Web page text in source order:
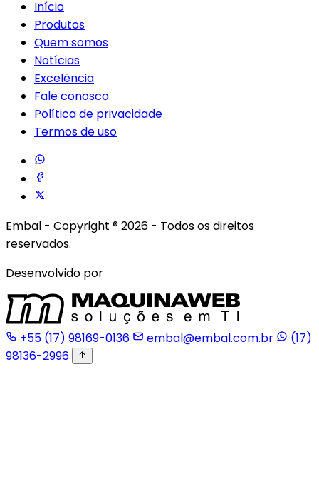
Início
Produtos
Quem somos
Notícias
Excelência
Fale conosco
Política de privacidade
Termos de uso
Embal - Copyright ® 2026 - Todos os direitos
reservados.
Desenvolvido por
+55 (17) 98169-0136 embal@embal.com.br
(17)
98136-2996